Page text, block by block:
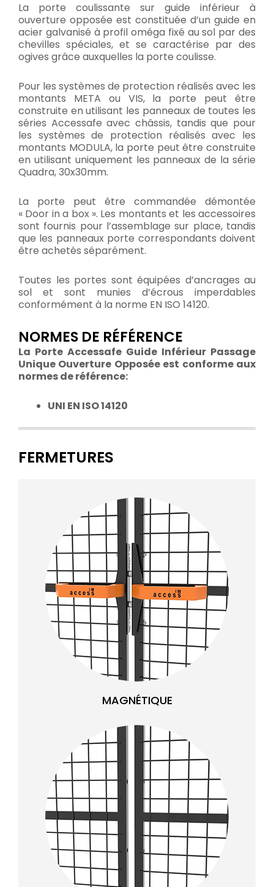
La porte coulissante sur guide inférieur à
ouverture opposée est constituée d’un guide en
acier galvanisé à profil oméga fixé au sol par des
chevilles spéciales, et se caractérise par des
ogives grâce auxquelles la porte coulisse.
Pour les systèmes de protection réalisés avec les
montants META ou VIS, la porte peut être
construite en utilisant les panneaux de toutes les
séries Accessafe avec châssis, tandis que pour
les systèmes de protection réalisés avec les
montants MODULA, la porte peut être construite
en utilisant uniquement les panneaux de la série
Quadra, 30x30mm.
La porte peut être commandée démontée
« Door in a box ». Les montants et les accessoires
sont fournis pour l’assemblage sur place, tandis
que les panneaux porte correspondants doivent
être achetés séparément.
Toutes les portes sont équipées d’ancrages au
sol et sont munies d’écrous imperdables
conformément à la norme EN ISO 14120.
NORMES DE RÉFÉRENCE
La Porte Accessafe Guide Inférieur Passage
Unique Ouverture Opposée est conforme aux
normes de référence:
UNI EN ISO 14120
FERMETURES
MAGNÉTIQUE